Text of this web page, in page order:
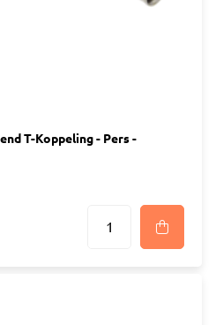
T-Koppeling - Pers -